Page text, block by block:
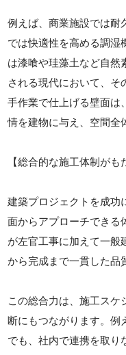
例えば、商業施設では耐
では快適性を高める調湿
は漆喰や珪藻土など自然
される現代において、そ
手作業で仕上げる壁面は
情を建物に与え、空間全
【総合的な施工体制がも
建築プロジェクトを成功
面からアプローチできる
が左官工事に加えて一般
から完成まで一貫した品
この総合力は、施工スケ
断にもつながります。例
でも、社内で連携を取り